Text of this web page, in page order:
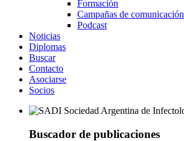
Formación
Campañas de comunicación
Podcast
Noticias
Diplomas
Buscar
Contacto
Asociarse
Socios
Buscador de publicaciones